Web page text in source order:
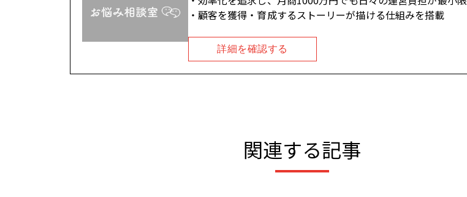
顧客を獲得・育成するストーリーが描ける仕組みを搭載
詳細を確認する
関連する記事